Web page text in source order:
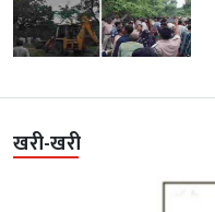
खरी-खरी